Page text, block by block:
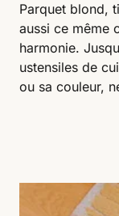
Parquet blond,
aussi ce même
harmonie.
ustensiles de
ou sa couleur,